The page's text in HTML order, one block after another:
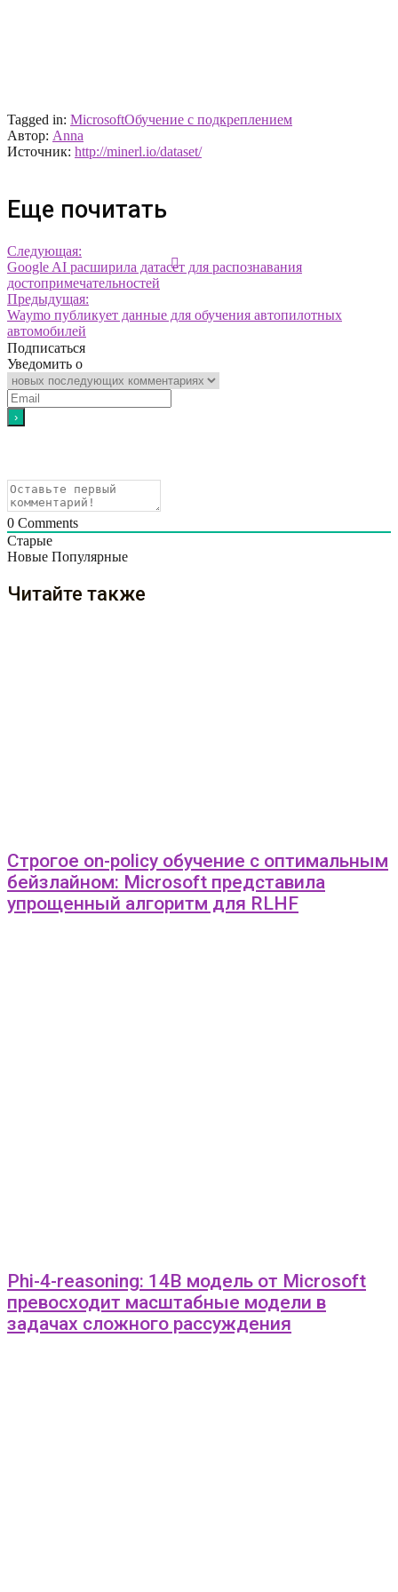
Tagged in: MicrosoftОбучение с подкреплением
Автор: Anna
Источник: http://minerl.io/dataset/
Еще почитать
Следующая:
Google AI расширила датасет для распознавания
достопримечательностей
Предыдущая:
Waymo публикует данные для обучения автопилотных
автомобилей
Подписаться
Уведомить о
0 Comments
Старые
Новые Популярные
Читайте также
Строгое on-policy обучение с оптимальным
бейзлайном: Microsoft представила
упрощенный алгоритм для RLHF
Phi-4-reasoning: 14B модель от Microsoft
превосходит масштабные модели в
задачах сложного рассуждения